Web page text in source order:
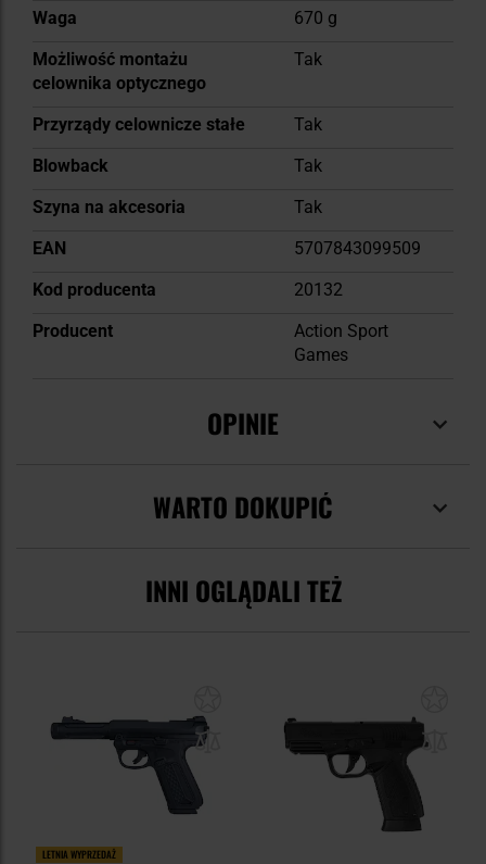
Waga
670 g
Możliwość montażu
celownika optycznego
Tak
Przyrządy celownicze stałe
Tak
Blowback
Tak
Szyna na akcesoria
Tak
EAN
5707843099509
Kod producenta
20132
Producent
Action Sport
Games
OPINIE
WARTO DOKUPIĆ
INNI OGLĄDALI TEŻ
LETNIA WYPRZEDAŻ